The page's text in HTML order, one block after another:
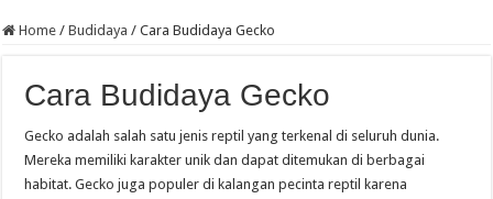
Home / Budidaya / Cara Budidaya Gecko
Cara Budidaya Gecko
Gecko adalah salah satu jenis reptil yang terkenal di seluruh dunia.
Mereka memiliki karakter unik dan dapat ditemukan di berbagai
habitat. Gecko juga populer di kalangan pecinta reptil karena